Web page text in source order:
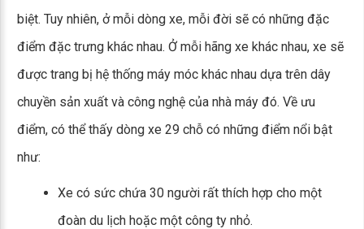
biệt. Tuy nhiên, ở mỗi dòng xe, mỗi đời sẽ có những đặc
điểm đặc trưng khác nhau. Ở mỗi hãng xe khác nhau, xe sẽ
được trang bị hệ thống máy móc khác nhau dựa trên dây
chuyền sản xuất và công nghệ của nhà máy đó. Về ưu
điểm, có thể thấy dòng xe 29 chỗ có những điểm nổi bật
như:
Xe có sức chứa 30 người rất thích hợp cho một
đoàn du lịch hoặc một công ty nhỏ.